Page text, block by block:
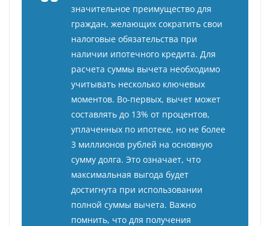
значительное преимущество для
граждан, желающих сократить свои
налоговые обязательства при
наличии ипотечного кредита. Для
расчета суммы вычета необходимо
учитывать несколько ключевых
моментов. Во-первых, вычет может
составлять до 13% от процентов,
уплаченных по ипотеке, но не более
3 миллионов рублей на основную
сумму долга. Это означает, что
максимальная выгода будет
достигнута при использовании
полной суммы вычета. Важно
помнить, что для получения